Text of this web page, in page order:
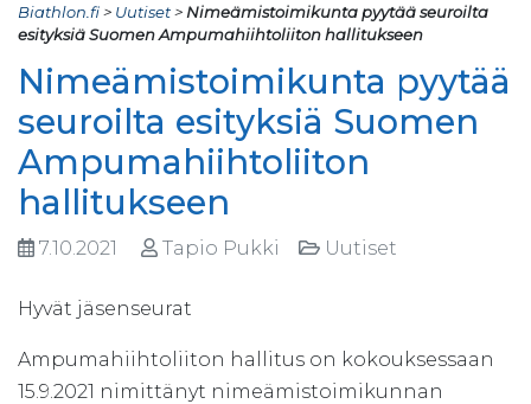
Biathlon.fi> Uutiset> Nimeämistoimikunta pyytää seuroilta
esityksiä Suomen Ampumahiihtoliiton hallitukseen
Nimeämistoimikunta pyytää
seuroilta esityksiä Suomen
Ampumahiihtoliiton
hallitukseen
7.10.2021 Tapio Pukki Uutiset
Hyvät jäsenseurat
Ampumahiihtoliiton hallitus on kokouksessaan
15.9.2021 nimittänyt nimeämistoimikunnan